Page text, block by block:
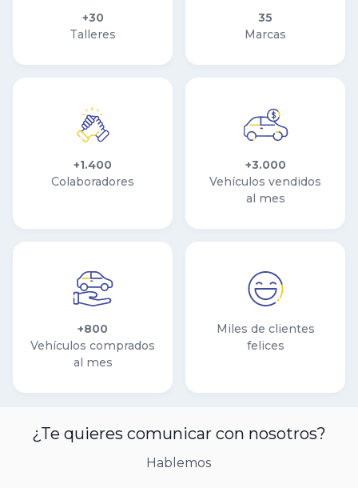
+30
Talleres
35
Marcas
+1.400
Colaboradores
+3.000
Vehículos vendidos
al mes
+800
Vehículos comprados
al mes
Miles de clientes
felices
¿Te quieres comunicar con nosotros?
Hablemos